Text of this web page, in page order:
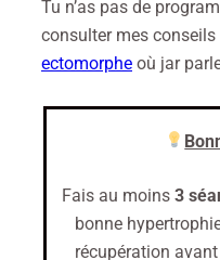
Tu n’as pas de
consulter mes conseils
ectomorphe où jar
Fais au moins 3
bonne
récupération